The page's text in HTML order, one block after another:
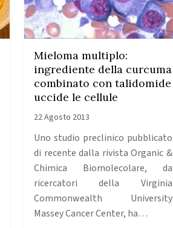
Mieloma multiplo:
ingrediente della curcuma
combinato con talidomide
uccide le cellule
22 Agosto 2013
Uno studio preclinico pubblicato
di recente dalla rivista Organic &
Chimica Biomolecolare, da
ricercatori della Virginia
Commonwealth University
Massey Cancer Center, ha…